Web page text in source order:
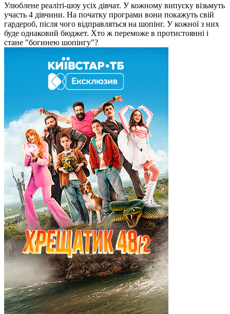
Улюблене реаліті-шоу усіх дівчат. У кожному випуску візьмуть
участь 4 дівчини. На початку програми вони покажуть свій
гардероб, після чого відправляться на шопінг. У кожної з них
буде однаковий бюджет. Хто ж переможе в протистоянні і
стане "богинею шопінгу"?